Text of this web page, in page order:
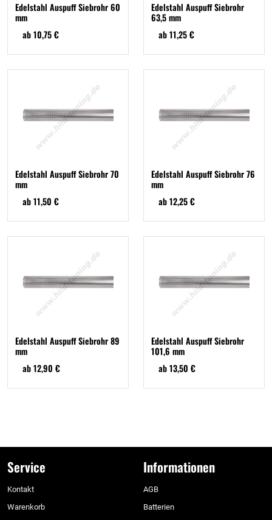
Edelstahl Auspuff Siebrohr 60
mm
ab 10,75 €
Edelstahl Auspuff Siebrohr
63,5 mm
ab 11,25 €
Edelstahl Auspuff Siebrohr 70
mm
ab 11,50 €
Edelstahl Auspuff Siebrohr 76
mm
ab 12,25 €
Edelstahl Auspuff Siebrohr 89
mm
ab 12,90 €
Edelstahl Auspuff Siebrohr
101,6 mm
ab 13,50 €
Service
Kontakt
Warenkorb
Informationen
AGB
Batterien